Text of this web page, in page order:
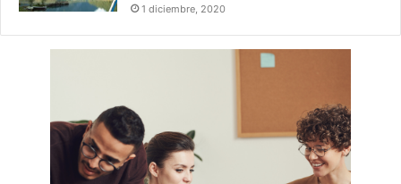
1 diciembre, 2020